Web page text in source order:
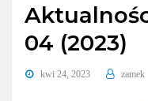
04 (2023)
kwi 24, 2023 zamek